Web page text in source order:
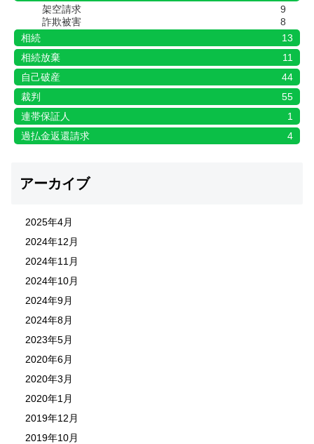
架空請求
9
詐欺被害
8
相続
13
相続放棄
11
自己破産
44
裁判
55
連帯保証人
1
過払金返還請求
4
アーカイブ
2025年4月
2024年12月
2024年11月
2024年10月
2024年9月
2024年8月
2023年5月
2020年6月
2020年3月
2020年1月
2019年12月
2019年10月